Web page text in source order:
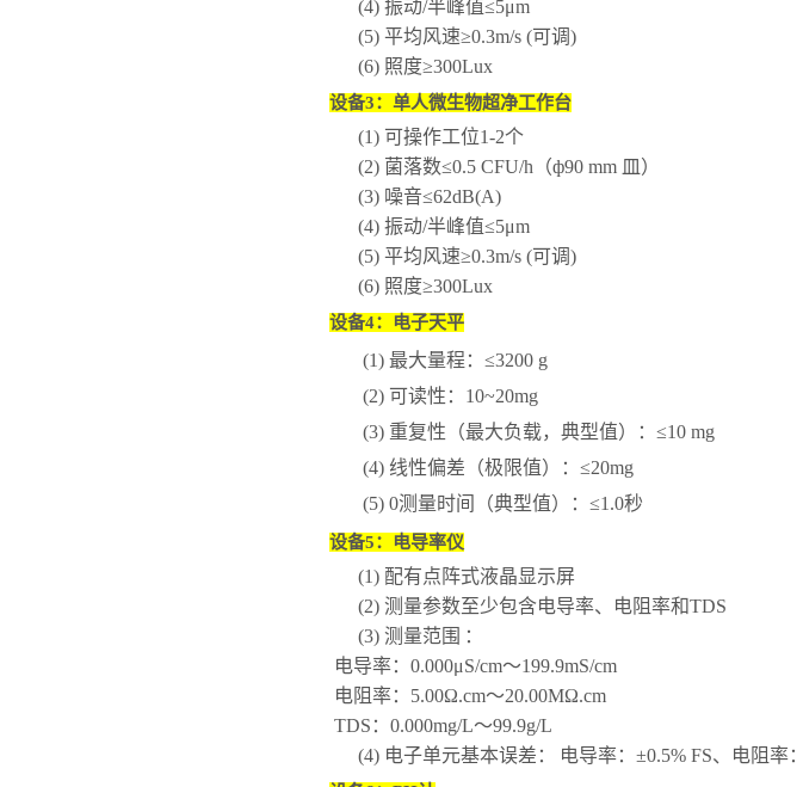
(4) 振动/半峰值≤5μm
(5) 平均风速≥0.3m/s (可调)
(6) 照度≥300Lux
设备3：单人微生物超净工作台
(1) 可操作工位1-2个
(2) 菌落数≤0.5 CFU/h （ф90 mm 皿）
(3) 噪音≤62dB(A)
(4) 振动/半峰值≤5μm
(5) 平均风速≥0.3m/s (可调)
(6) 照度≥300Lux
设备4：电子天平
(1) 最大量程：≤3200 g
(2) 可读性： 10~20mg
(3) 重复性（最大负载，典型值）：≤10 mg
(4) 线性偏差（极限值）：≤20mg
(5) 0测量时间（典型值）：≤1.0秒
设备5：电导率仪
(1) 配有点阵式液晶显示屏
(2) 测量参数至少包含电导率、电阻率和TDS
(3) 测量范围 ：
电导率： 0.000μS/cm～199.9mS/cm
电阻率： 5.00Ω.cm～20.00MΩ.cm
TDS ： 0.000mg/L～99.9g/L
(4) 电子单元基本误差： 电导率： ±0.5% FS、电阻率：